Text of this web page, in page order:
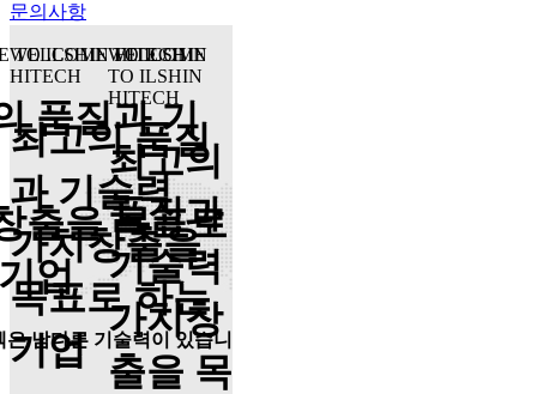
문의사항
WELCOME TO ILSHIN
HITECH
최고의 품질
과 기술력
가치창출을
목표로 하는
기업
WELCOME
TO ILSHIN
HITECH
최고의
품질과
기술력
가치창
출을 목
TO ILSHIN HITECH
품질과 기
출을 목표로
업
은 남다른 기술력이 있습니